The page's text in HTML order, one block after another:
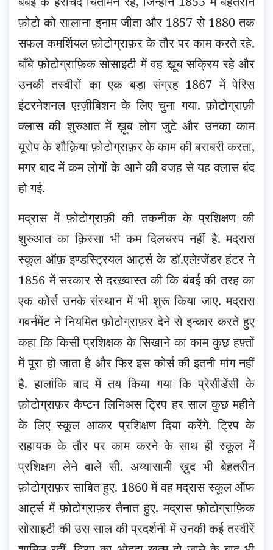
फ़ोटो को सालाना इनाम जीता और 1857 से 1880 तक
सफल कमर्शियल फ़ोटोग्राफ़र के तौर पर काम करते रहे.
बॉंबे फ़ोटोग्राफ़िक सोसाइटी में वह ख़ूब सक्रिय रहे और
उनकी तस्वीरों का एक बड़ा संग्रह 1867 में पेरिस
इंटरनेशनल एग़्ज़ीबिशन के लिए चुना गया. फ़ोटोग्राफ़ी
क्लास की शुरुआत में ख़ूब लोग जुटे और उनका काम
यूरोप के शौक़िया फ़ोटोग्राफ़र के काम की बराबरी करता,
मगर बाद में कम लोगों के आने की वजह से यह क्लास बंद
हो गई.
मद्रास में फ़ोटोग्राफ़ी की तकनीक के प्रशिक्षण की
शुरुआत का क़िस्सा भी कम दिलचस्प नहीं है. मद्रास
स्कूल ऑफ़ इण्डस्ट्रियल आर्ट्स के डॉ.एलेग़्जेंडर हंटर ने
1856 में सरकार से दरख़्वास्त की कि बंबई की तरह का
एक कोर्स उनके संस्थान में भी शुरू किया जाए. मद्रास
गवर्नमेंट ने नियमित फ़ोटोग्राफ़र देने से इन्कार करते हुए
कहा कि किसी प्रशिक्षक के सिखाने का काम कुछ हफ़्तों
में पूरा हो जाता है और फिर इस कोर्स की इतनी मांग नहीं
है. हालांकि बाद में तय किया गया कि प्रेसीडेंसी के
फ़ोटोग्राफ़र कैप्टन लिनिअस ट्रिप हर साल कुछ महीने
के लिए स्कूल आकर प्रशिक्षण दिया करेंगे. ट्रिप के
सहायक के तौर पर काम करने के साथ ही स्कूल में
प्रशिक्षण लेने वाले सी. अय्यासामी ख़ुद भी बेहतरीन
फ़ोटोग्राफ़र साबित हुए. 1860 में वह मद्रास स्कूल ऑफ
आर्ट्स में फ़ोटोग्राफ़र तैनात हुए. मद्रास फ़ोटोग्राफ़िक
सोसाइटी की उस साल की प्रदर्शनी में उनकी कई तस्वीरें